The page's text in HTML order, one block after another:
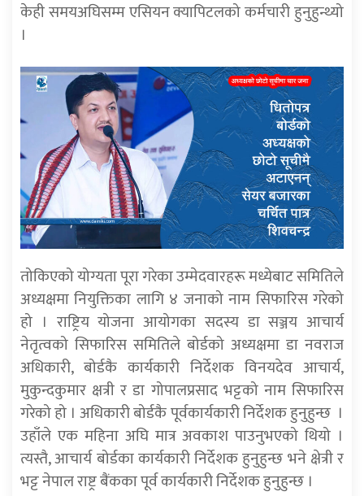
केही समयअघिसम्म एसियन क्यापिटलको कर्मचारी हुनुहुन्थ्यो
।
तोकिएको योग्यता पूरा गरेका उम्मेदवारहरू मध्येबाट समितिले
अध्यक्षमा नियुक्तिका लागि ४ जनाको नाम सिफारिस गरेको
हो । राष्ट्रिय योजना आयोगका सदस्य डा सञ्जय आचार्य
नेतृत्वको सिफारिस समितिले बोर्डको अध्यक्षमा डा नवराज
अधिकारी, बोर्डकै कार्यकारी निर्देशक विनयदेव आचार्य,
मुकुन्दकुमार क्षत्री र डा गोपालप्रसाद भट्टको नाम सिफारिस
गरेको हो । अधिकारी बोर्डकै पूर्वकार्यकारी निर्देशक हुनुहुन्छ ।
उहाँले एक महिना अघि मात्र अवकाश पाउनुभएको थियो ।
त्यस्तै, आचार्य बोर्डका कार्यकारी निर्देशक हुनुहुन्छ भने क्षेत्री र
भट्ट नेपाल राष्ट्र बैंकका पूर्व कार्यकारी निर्देशक हुनुहुन्छ ।